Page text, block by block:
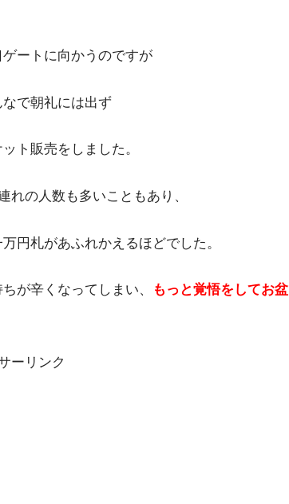
ートに向かうのですが
で朝礼には出ず
ト販売をしました。
の人数も多いこともあり、
円札があふれかえるほどでした。
が辛くなってしまい、
もっと覚悟をしてお盆
ーリンク